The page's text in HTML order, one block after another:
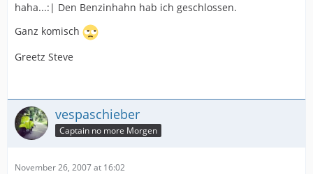
haha...:| Den Benzinhahn hab ich geschlossen.
Ganz komisch
Greetz Steve
vespaschieber
Captain no more Morgen
November 26, 2007 at 16:02